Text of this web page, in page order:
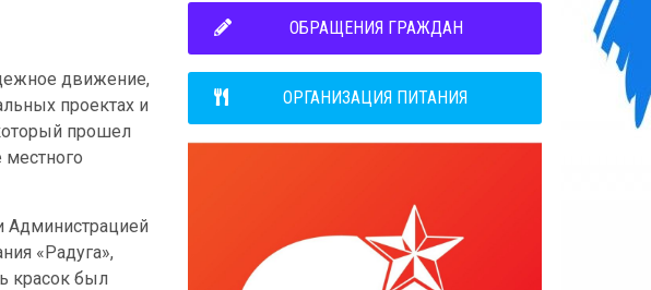
движение,
проектах и
прошел
местного
Администрацией
«Радуга»,
красок был
ОБРАЩЕНИЯ ГРАЖДАН
ОРГАНИЗАЦИЯ ПИТАНИЯ